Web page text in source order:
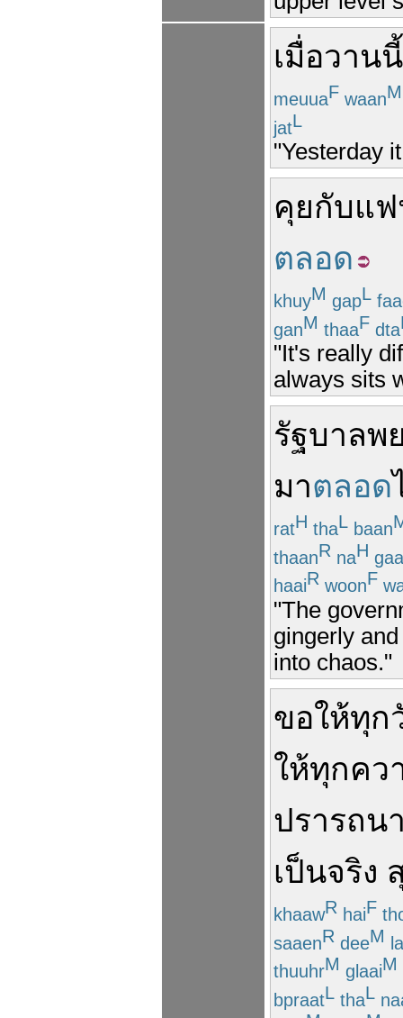
เมื่อวานนี้
meuuaF waanM
jatL
"Yesterday
คุยกับแ
ตลอด
khuyM gapL
ganM thaaF dta
"It's really
always sits
รัฐบาลพ
มาตลอด
ratH thaL baan
thaanR naH
haaiR woonF
"The
gingerly
into chaos."
ขอให้ทุก
ให้ทุกคว
ปรารถน
เป็นจริง
khaawR haiF
saaenR deeM
thuuhrM glaaiM
bpraatL thaL